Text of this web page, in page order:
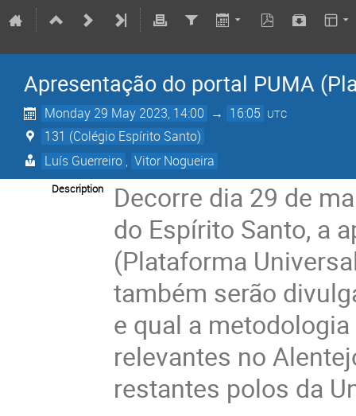
Apresentação do portal PUMA
Monday 29 May 2023, 14:00 → 16:05 UTC
131 (Colégio Espírito Santo)
Luís Guerreiro , Vitor Nogueira
Description
Decorre dia 29 de
do Espírito Santo, a
(Plataforma
também serão
e qual a
relevantes no
restantes polos da